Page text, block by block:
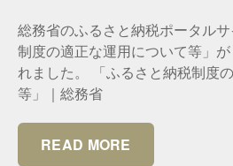
総務省のふるさと納税ポータル
制度の適正な運用につ
れました。 「ふるさと納税制度
等」｜総務省
READ MORE